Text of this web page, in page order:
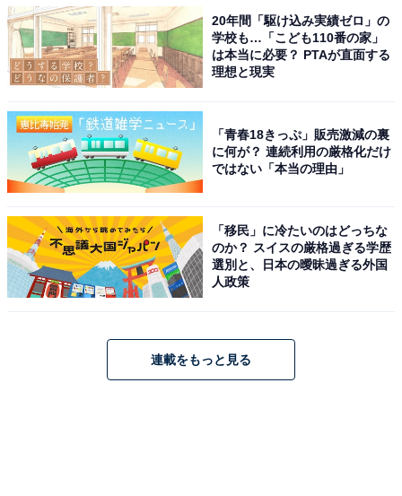
20年間「駆け込み実績ゼロ」の
学校も…「こども110番の家」
は本当に必要？ PTAが直面する
理想と現実
「青春18きっぷ」販売激減の裏
に何が？ 連続利用の厳格化だけ
ではない「本当の理由」
「移民」に冷たいのはどっちな
のか？ スイスの厳格過ぎる学歴
選別と、日本の曖昧過ぎる外国
人政策
連載をもっと見る